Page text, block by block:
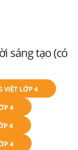
sáng tạo (có
VIỆT LỚP 4
4
4
4